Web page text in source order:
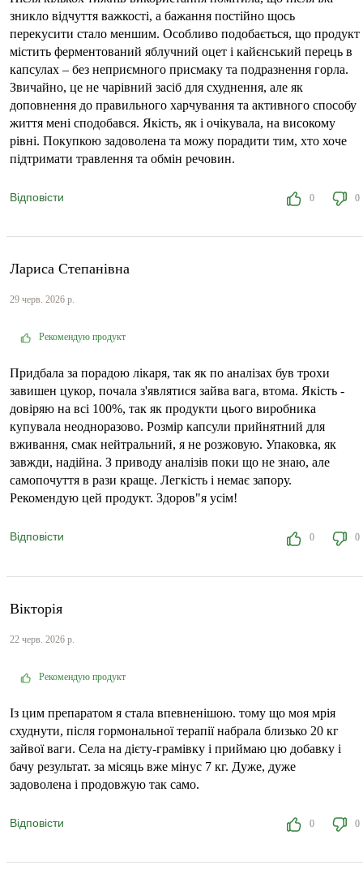
зникло відчуття важкості, а бажання постійно щось
перекусити стало меншим. Особливо подобається, що продукт
містить ферментований яблучний оцет і кайєнський перець в
капсулах – без неприємного присмаку та подразнення горла.
Звичайно, це не чарівний засіб для схуднення, але як
доповнення до правильного харчування та активного способу
життя мені сподобався. Якість, як і очікувала, на високому
рівні. Покупкою задоволена та можу порадити тим, хто хоче
підтримати травлення та обмін речовин.
Відповісти 0 0
Лариса Степанівна
29 черв. 2026 р.
Рекомендую продукт
Придбала за порадою лікаря, так як по аналізах був трохи
завишен цукор, почала з'являтися зайва вага, втома. Якість -
довіряю на всі 100%, так як продукти цього виробника
купувала неодноразово. Розмір капсули прийнятний для
вживання, смак нейтральний, я не розжовую. Упаковка, як
завжди, надійна. З приводу аналізів поки що не знаю, але
самопочуття в рази краще. Легкість і немає запору.
Рекомендую цей продукт. Здоров"я усім!
Відповісти 0 0
Вікторія
22 черв. 2026 р.
Рекомендую продукт
Із цим препаратом я стала впевненішою. тому що моя мрія
схуднути, після гормональної терапії набрала близько 20 кг
зайвої ваги. Села на дієту-грамівку і приймаю цю добавку і
бачу результат. за місяць вже мінус 7 кг. Дуже, дуже
задоволена і продовжую так само.
Відповісти 0 0